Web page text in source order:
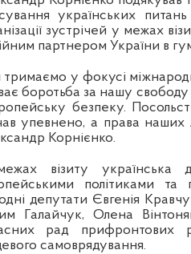
українських
зустрічей у межах
партнером України в
у фокусі
боротьба за нашу
безпеку.
упевнено, а права
Корнієнко.
візиту українська
політиками та
депутати Євгенія
Галайчук, Олена
рад прифронтових
самоврядування.